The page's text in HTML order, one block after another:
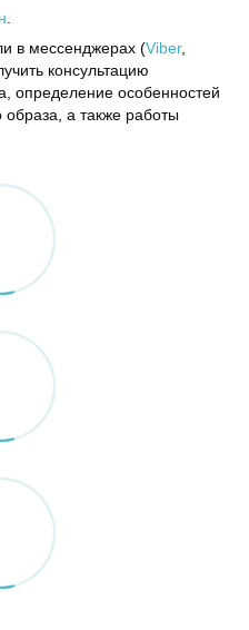
в мессенджерах (Viber,
консультацию
определение особенностей
образа, а также работы